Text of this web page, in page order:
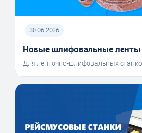
30.06.2026
Новые шлифовальные ленты
Для ленточно-шлифовальных